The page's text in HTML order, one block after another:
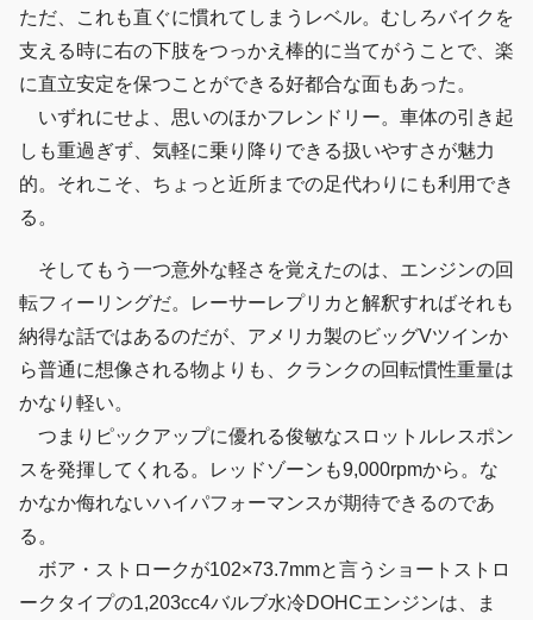
ただ、これも直ぐに慣れてしまうレベル。むしろバイクを
支える時に右の下肢をつっかえ棒的に当てがうことで、楽
に直立安定を保つことができる好都合な面もあった。
いずれにせよ、思いのほかフレンドリー。車体の引き起
しも重過ぎず、気軽に乗り降りできる扱いやすさが魅力
的。それこそ、ちょっと近所までの足代わりにも利用でき
る。
そしてもう一つ意外な軽さを覚えたのは、エンジンの回
転フィーリングだ。レーサーレプリカと解釈すればそれも
納得な話ではあるのだが、アメリカ製のビッグVツインか
ら普通に想像される物よりも、クランクの回転慣性重量は
かなり軽い。
つまりピックアップに優れる俊敏なスロットルレスポン
スを発揮してくれる。レッドゾーンも9,000rpmから。な
かなか侮れないハイパフォーマンスが期待できるのであ
る。
ボア・ストロークが102×73.7mmと言うショートストロ
ークタイプの1,203cc4バルブ水冷DOHCエンジンは、ま